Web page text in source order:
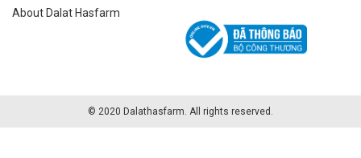
About Dalat Hasfarm
© 2020 Dalathasfarm. All rights reserved.